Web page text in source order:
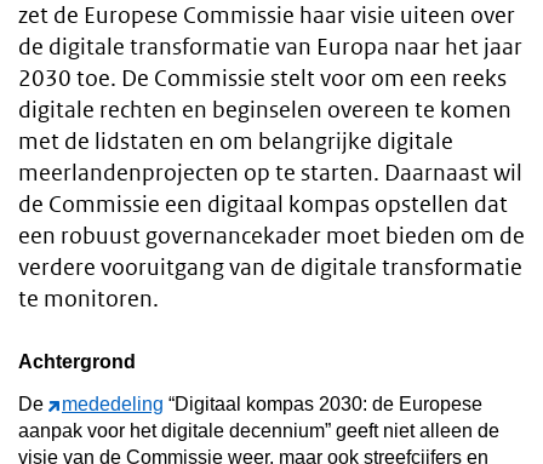
zet de Europese Commissie haar visie uiteen over
de digitale transformatie van Europa naar het jaar
2030 toe. De Commissie stelt voor om een reeks
digitale rechten en beginselen overeen te komen
met de lidstaten en om belangrijke digitale
meerlandenprojecten op te starten. Daarnaast wil
de Commissie een digitaal kompas opstellen dat
een robuust governancekader moet bieden om de
verdere vooruitgang van de digitale transformatie
te monitoren.
Achtergrond
De mededeling “Digitaal kompas 2030: de Europese
aanpak voor het digitale decennium” geeft niet alleen de
visie van de Commissie weer, maar ook streefcijfers en